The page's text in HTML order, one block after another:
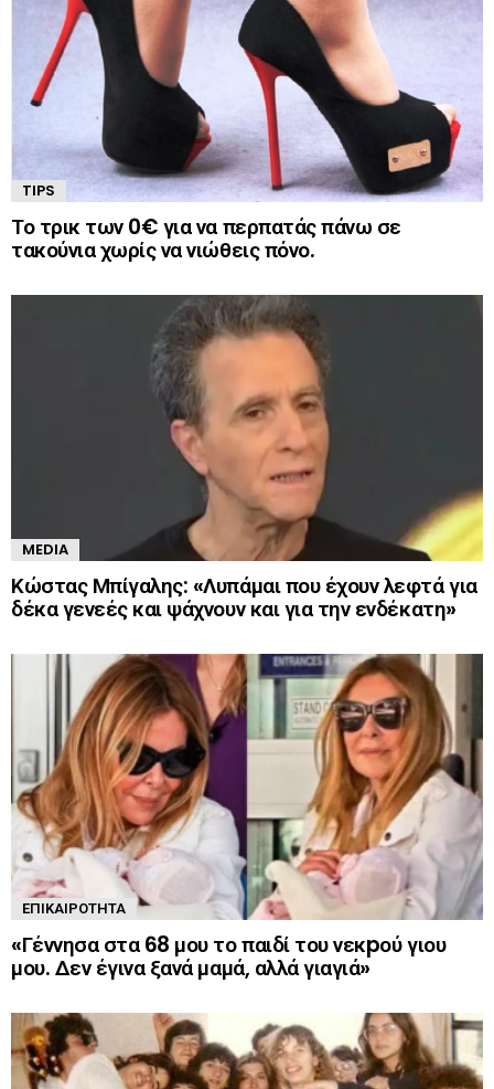
TIPS
Το τρικ των 0€ για να περπατάς πάνω σε
τακούνια χωρίς να νιώθεις πόνο.
MEDIA
Κώστας Μπίγαλης: «Λυπάμαι που έχουν λεφτά για
δέκα γενεές και ψάχνουν και για την ενδέκατη»
ΕΠΙΚΑΙΡΌΤΗΤΑ
«Γέννησα στα 68 μου το παιδί του νεκpού γιου
μου. Δεν έγινα ξανά μαμά, αλλά γιαγιά»